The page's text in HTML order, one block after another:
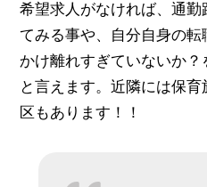
希望求人がなければ、通
てみる事や、自分自身の
かけ離れすぎていないか
と言えます。近隣には保
区もあります！！